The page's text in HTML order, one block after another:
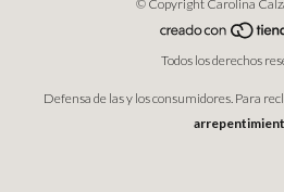
© Copyright Carolina
Todos los derechos
Defensa de las y los consumidores. Para